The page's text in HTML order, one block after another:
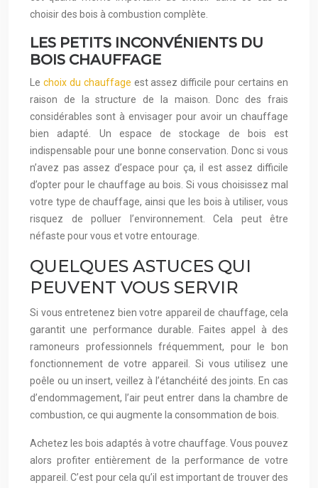
choisir des bois à combustion complète.
LES PETITS INCONVÉNIENTS DU
BOIS CHAUFFAGE
Le choix du chauffage est assez difficile pour certains en
raison de la structure de la maison. Donc des frais
considérables sont à envisager pour avoir un chauffage
bien adapté. Un espace de stockage de bois est
indispensable pour une bonne conservation. Donc si vous
n’avez pas assez d’espace pour ça, il est assez difficile
d’opter pour le chauffage au bois. Si vous choisissez mal
votre type de chauffage, ainsi que les bois à utiliser, vous
risquez de polluer l’environnement. Cela peut être
néfaste pour vous et votre entourage.
QUELQUES ASTUCES QUI
PEUVENT VOUS SERVIR
Si vous entretenez bien votre appareil de chauffage, cela
garantit une performance durable. Faites appel à des
ramoneurs professionnels fréquemment, pour le bon
fonctionnement de votre appareil. Si vous utilisez une
poêle ou un insert, veillez à l’étanchéité des joints. En cas
d’endommagement, l’air peut entrer dans la chambre de
combustion, ce qui augmente la consommation de bois.
Achetez les bois adaptés à votre chauffage. Vous pouvez
alors profiter entièrement de la performance de votre
appareil. C’est pour cela qu’il est important de trouver des